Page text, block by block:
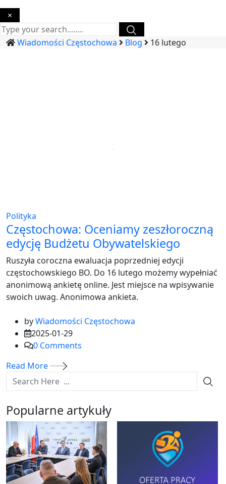
×
Wiadomości Częstochowa Blog 16 lutego
Polityka
Częstochowa: Oceniamy zeszłoroczną
edycję Budżetu Obywatelskiego
Ruszyła coroczna ewaluacja poprzedniej edycji
częstochowskiego BO. Do 16 lutego możemy wypełniać
anonimową ankietę online. Jest miejsce na wpisywanie
swoich uwag. Anonimowa ankieta.
byWiadomości Częstochowa
2025-01-29
0 Comments
Read More
Popularne artykuły